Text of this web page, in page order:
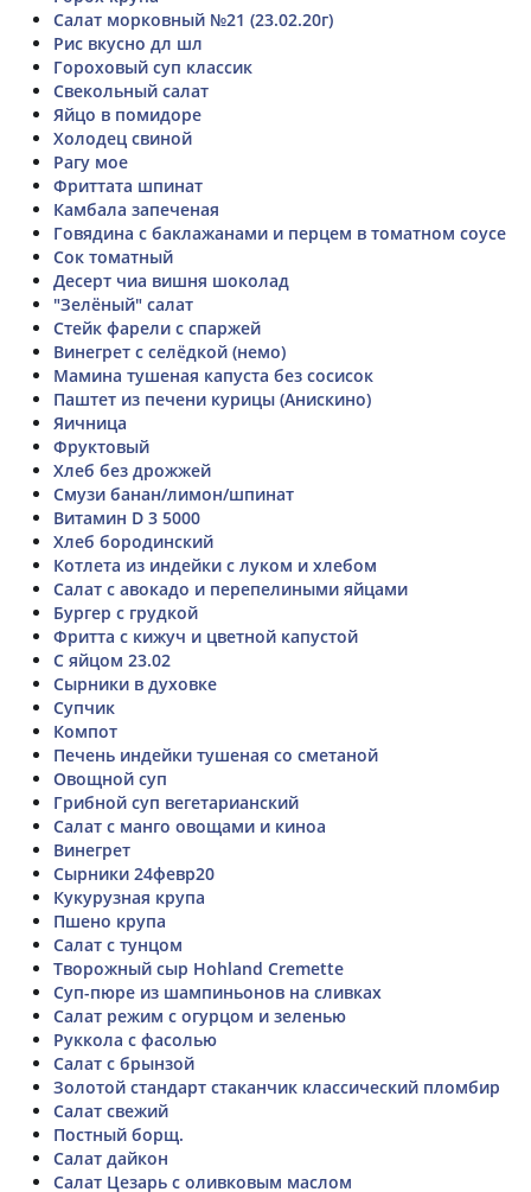
Салат морковный №21 (23.02.20г)
Рис вкусно дл шл
Гороховый суп классик
Свекольный салат
Яйцо в помидоре
Холодец свиной
Рагу мое
Фриттата шпинат
Камбала запеченая
Говядина с баклажанами и перцем в томатном соусе
Сок томатный
Десерт чиа вишня шоколад
"Зелёный" салат
Стейк фарели с спаржей
Винегрет с селёдкой (немо)
Мамина тушеная капуста без сосисок
Паштет из печени курицы (Анискино)
Яичница
Фруктовый
Хлеб без дрожжей
Смузи банан/лимон/шпинат
Витамин D 3 5000
Хлеб бородинский
Котлета из индейки с луком и хлебом
Салат с авокадо и перепелиными яйцами
Бургер с грудкой
Фритта с кижуч и цветной капустой
С яйцом 23.02
Сырники в духовке
Супчик
Компот
Печень индейки тушеная со сметаной
Овощной суп
Грибной суп вегетарианский
Салат с манго овощами и киноа
Винегрет
Сырники 24февр20
Кукурузная крупа
Пшено крупа
Салат с тунцом
Творожный сыр Hohland Cremette
Суп-пюре из шампиньонов на сливках
Салат режим с огурцом и зеленью
Руккола с фасолью
Салат с брынзой
Золотой стандарт стаканчик классический пломбир
Салат свежий
Постный борщ.
Салат дайкон
Салат Цезарь с оливковым маслом